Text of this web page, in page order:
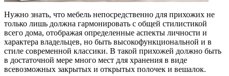
Нужно знать, что мебель непосредственно для прихожих не
только лишь должна гармонировать с общей стилистикой
всего дома, отображая определенные аспекты личности и
характера владельцев, но быть высокофункциональной и в
стиле современной классики. В такой прихожей должно быть
в достаточной мере много мест для хранения в виде
всевозможных закрытых и открытых полочек и вешалок.